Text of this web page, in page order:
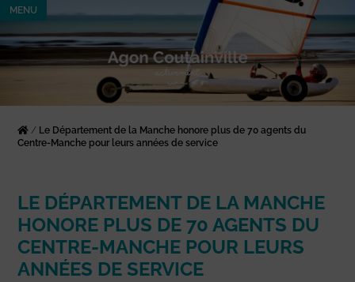
MENU
/ Le Département de la Manche honore plus de 70 agents du
Centre-Manche pour leurs années de service
LE DÉPARTEMENT DE LA MANCHE
HONORE PLUS DE 70 AGENTS DU
CENTRE-MANCHE POUR LEURS
ANNÉES DE SERVICE